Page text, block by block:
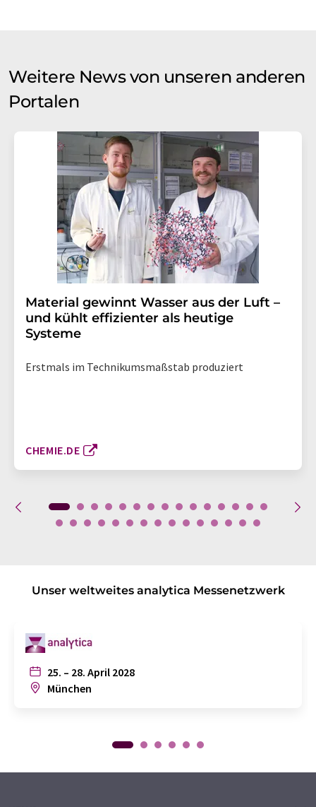
Weitere News von unseren anderen
Portalen
Material gewinnt Wasser aus der Luft –
und kühlt effizienter als heutige
Systeme
Erstmals im Technikumsmaßstab produziert
CHEMIE.DE
Unser weltweites analytica Messenetzwerk
25. – 28. April 2028
München